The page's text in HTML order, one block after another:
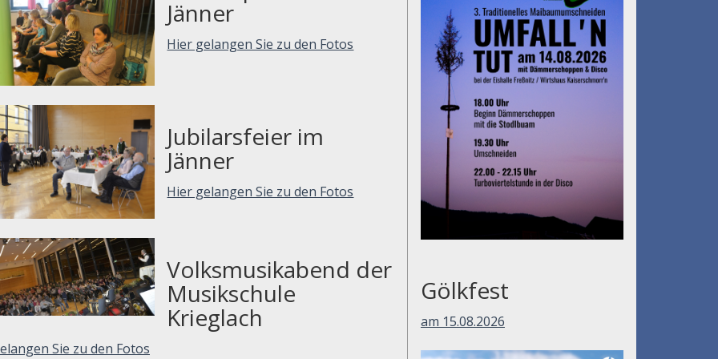
Jänner
Hier gelangen Sie zu den Fotos
Jubilarsfeier im
Jänner
Hier gelangen Sie zu den Fotos
Volksmusikabend der
Musikschule
Krieglach
Sie zu den Fotos
Gölkfest
am 15.08.2026